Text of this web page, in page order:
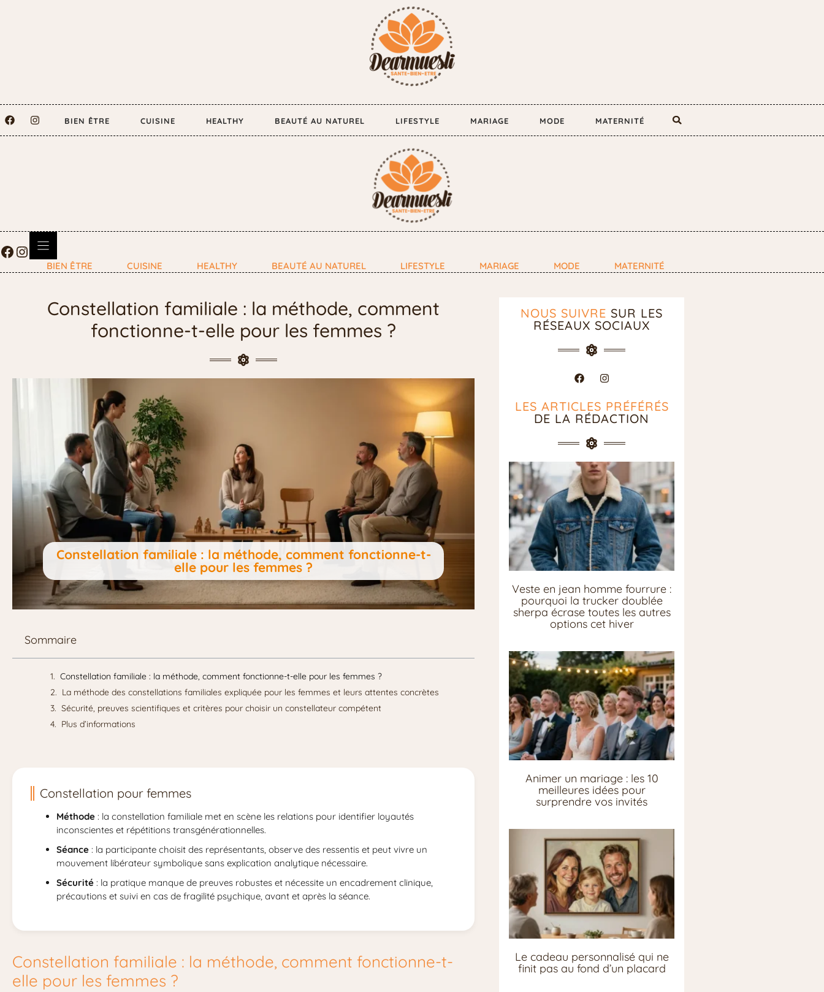
BIEN ÊTRE CUISINE HEALTHY BEAUTÉ AU NATUREL LIFESTYLE MARIAGE MODE MATERNITÉ
BIEN ÊTRE CUISINE HEALTHY BEAUTÉ AU NATUREL LIFESTYLE MARIAGE MODE MATERNITÉ
Constellation familiale : la méthode, comment
fonctionne-t-elle pour les femmes ?
Constellation familiale : la méthode, comment fonctionne-t-
elle pour les femmes ?
Sommaire
Constellation familiale : la méthode, comment fonctionne-t-elle pour les femmes ?
La méthode des constellations familiales expliquée pour les femmes et leurs attentes concrètes
Sécurité, preuves scientifiques et critères pour choisir un constellateur compétent
Plus d’informations
Constellation pour femmes
Méthode : la constellation familiale met en scène les relations pour identifier loyautés
inconscientes et répétitions transgénérationnelles.
Séance : la participante choisit des représentants, observe des ressentis et peut vivre un
mouvement libérateur symbolique sans explication analytique nécessaire.
Sécurité : la pratique manque de preuves robustes et nécessite un encadrement clinique,
précautions et suivi en cas de fragilité psychique, avant et après la séance.
Constellation familiale : la méthode, comment fonctionne-t-
elle pour les femmes ?
NOUS SUIVRE SUR LES
RÉSEAUX SOCIAUX
LES ARTICLES PRÉFÉRÉS
DE LA RÉDACTION
Veste en jean homme fourrure :
pourquoi la trucker doublée
sherpa écrase toutes les autres
options cet hiver
Animer un mariage : les 10
meilleures idées pour
surprendre vos invités
Le cadeau personnalisé qui ne
finit pas au fond d’un placard